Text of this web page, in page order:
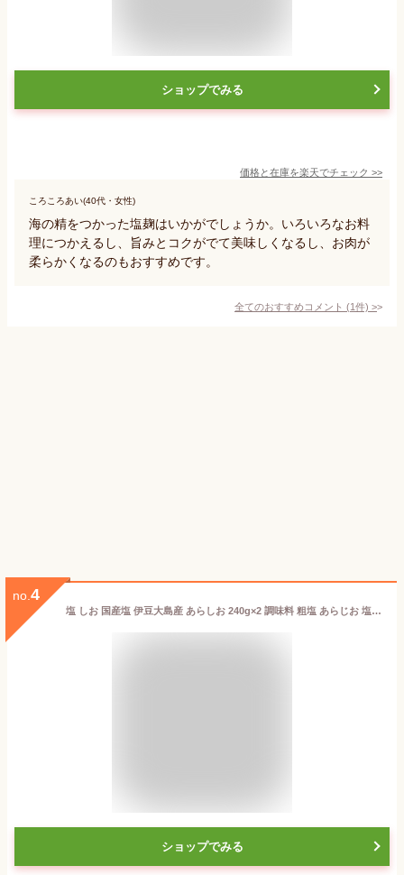
ショップでみる
価格と在庫を楽天でチェック >>
ころころあい(40代・女性)
海の精をつかった塩麹はいかがでしょうか。いろいろなお料
理につかえるし、旨みとコクがでて美味しくなるし、お肉が
柔らかくなるのもおすすめです。
全てのおすすめコメント (1件) >
no. 4
塩 しお 国産塩 伊豆大島産 あらしお 240g×2 調味料 粗塩 あらじお 塩 東京 伊豆大島 漬物 漬け物 和食 洋食 中華 調理 料理 塩蔵 味噌 焼き魚 食塩 伝統 無添加 国産
ショップでみる